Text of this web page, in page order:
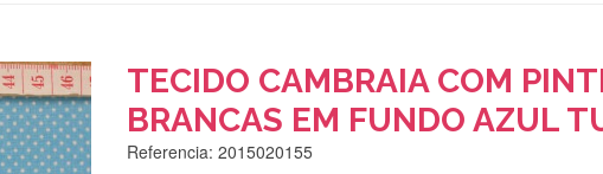
TECIDO CAMBRAIA COM
BRANCAS EM FUNDO AZUL
Referencia: 2015020155